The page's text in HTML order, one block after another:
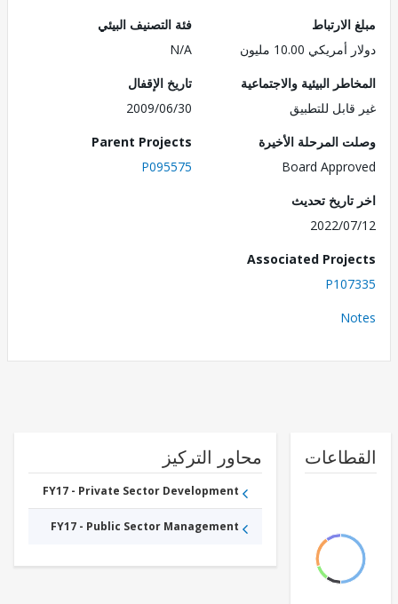
10.00 مليون
فئة التصنيف البيئي
البيئية والاجتماعية
للتطبيق
تاريخ الإقفال
2009/06/30
المرحلة الأخيرة
Board
Parent Projects
P095575
تحديث
2022/
Associated
محاور التركيز
FY17 - Private Sector Development
FY17 - Public Sector Management